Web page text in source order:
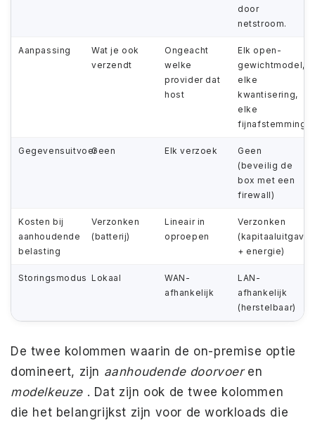
door
netstroom.
Aanpassing
Wat je ook
verzendt
Ongeacht
welke
provider dat
host
Elk open-
gewichtmodel,
elke
kwantisering,
elke
fijnafstemming
GegevensuitvoerGeen Elk verzoek
Geen
(beveilig de
box met een
firewall)
Kosten bij
aanhoudende
belasting
Verzonken
(batterij)
Lineair in
oproepen
Verzonken
+ energie)
Storingsmodus Lokaal
WAN-
afhankelijk
LAN-
afhankelijk
(herstelbaar)
De twee kolommen waarin de on-premise optie
domineert, zijn aanhoudende doorvoeren
modelkeuze . Dat zijn ook de twee kolommen
die het belangrijkst zijn voor de workloads die